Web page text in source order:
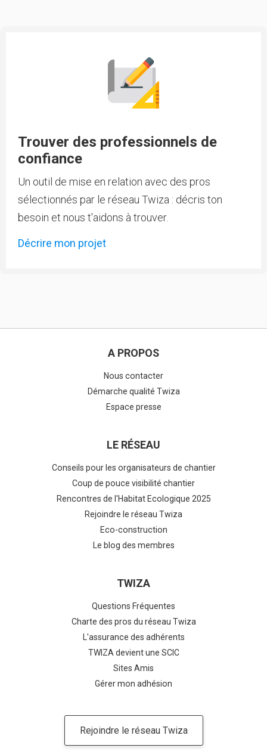
Trouver des professionnels de
confiance
Un outil de mise en relation avec des pros
sélectionnés par le réseau Twiza : décris ton
besoin et nous t'aidons à trouver.
Décrire mon projet
A PROPOS
Nous contacter
Démarche qualité Twiza
Espace presse
LE RÉSEAU
Conseils pour les organisateurs de chantier
Coup de pouce visibilité chantier
Rencontres de l'Habitat Ecologique 2025
Rejoindre le réseau Twiza
Eco-construction
Le blog des membres
TWIZA
Questions Fréquentes
Charte des pros du réseau Twiza
L'assurance des adhérents
TWIZA devient une SCIC
Sites Amis
Gérer mon adhésion
Rejoindre le réseau Twiza